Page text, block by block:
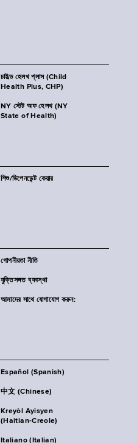
চাইল্ড হেলথ প্লাস (Child
Health Plus, CHP)
NY স্টেট অফ হেলথ (NY
State of Health)
শিশু/ডিপেনডেন্ট কেয়ার
গোপনীয়তা নীতি
যুক্তিসঙ্গত ব্যবস্থা
আমাদের সাথে যোগাযোগ করুন:
Español (Spanish)
中文 (Chinese)
Kreyòl Ayisyen
(Haitian-Creole)
Italiano (Italian)